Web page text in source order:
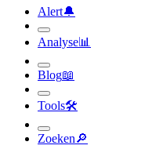
Alert🔔︎
Analyse📊︎
Blog📖︎
Tools🛠︎
Zoeken🔎︎